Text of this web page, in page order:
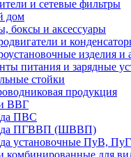
и сетевые фильтры
дом
боксы и аксессуары
и
изделия и
питания и зарядные
стойки
продукция
ВВГ
ПВС
ПГВВП (ШВВП)
установочные ПуВ,
комбинированные для